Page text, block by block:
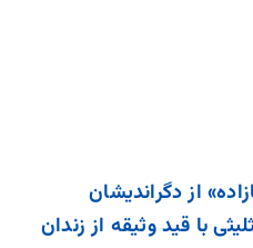
از دگراندیشان
با قید وثیقه از زندان